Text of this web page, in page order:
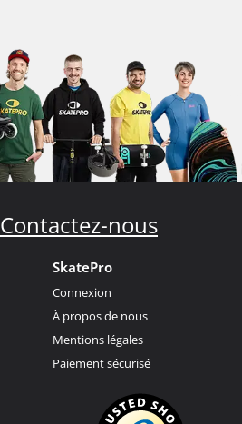
Contactez-nous
SkatePro
Connexion
À propos de nous
Mentions légales
Paiement sécurisé